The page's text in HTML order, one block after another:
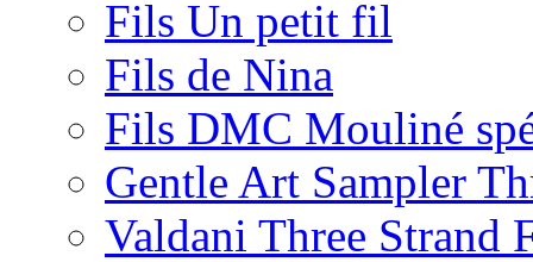
Fils Un petit fil
Fils de Nina
Fils DMC Mouliné
Gentle Art Sampler
Valdani Three Strand